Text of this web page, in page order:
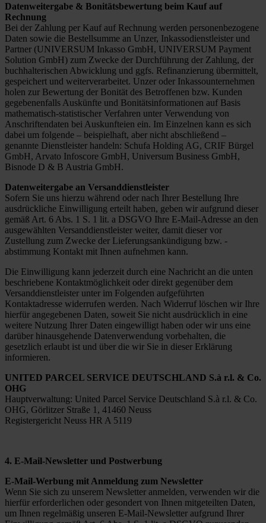
Datenweitergabe & Bonitätsbewertung beim Kauf auf
Rechnung
Bei der Zahlung per Kauf auf Rechnung werden personenbezogene
Daten sowie die Bestellsumme an Unzer, Inkassodienstleister und
Partner (UNIVERSUM Inkasso GmbH, UNIVERSUM Payment
Solution GmbH) zum Zwecke der Durchführung der Zahlung, der
buchhalterischen Abwicklung und ggfs. Refinanzierung übermittelt,
gespeichert und weiterverarbeitet. Unzer oder Inkassounternehmen
holen zur Bewertung der Bonität des Betroffenen bzw. Kunden
gegebenenfalls Auskünfte und Bonitätsinformationen auf Basis
mathematisch-statistischer Verfahren unter Verwendung von
Anschriftendaten bei Auskunfteien ein. Im Einzelnen kann es sich
dabei um folgende – beispielhaft, aber nicht abschließend –
genannte Dienstleister handeln: Schufa Holding AG, CRIF Bürgel
GmbH, Arvato Infoscore GmbH, Universum Business GmbH,
Bisnode D & B Austria GmbH.
Datenweitergabe an Versanddienstleister
Sofern Sie uns hierzu während oder nach Ihrer Bestellung Ihre
ausdrückliche Einwilligung erteilt haben, geben wir aufgrund dieser
gemäß Art. 6 Abs. 1 S. 1 lit. a DSGVO Ihre E-Mail-Adresse an den
ausgewählten Versanddienstleister weiter, damit dieser vor
Zustellung zum Zwecke der Lieferungsankündigung bzw. -
abstimmung Kontakt mit Ihnen aufnehmen kann.
Die Einwilligung kann jederzeit durch eine Nachricht an die unten
beschriebene Kontaktmöglichkeit oder direkt gegenüber dem
Versanddienstleister unter im Folgenden aufgeführten
Kontaktadresse widerrufen werden. Nach Widerruf löschen wir Ihre
hierfür angegebenen Daten, soweit Sie nicht ausdrücklich in eine
weitere Nutzung Ihrer Daten eingewilligt haben oder wir uns eine
darüber hinausgehende Datenverwendung vorbehalten, die
gesetzlich erlaubt ist und über die wir Sie in dieser Erklärung
informieren.
UNITED PARCEL SERVICE DEUTSCHLAND S.à r.l. & Co.
OHG
Hauptverwaltung: United Parcel Service Deutschland S.à r.l. & Co.
OHG, Görlitzer Straße 1, 41460 Neuss
Registergericht Neuss HR A 5119
4. E-Mail-Newsletter und Postwerbung
E-Mail-Werbung mit Anmeldung zum Newsletter
Wenn Sie sich zu unserem Newsletter anmelden, verwenden wir die
hierfür erforderlichen oder gesondert von Ihnen mitgeteilten Daten,
um Ihnen regelmäßig unseren E-Mail-Newsletter aufgrund Ihrer